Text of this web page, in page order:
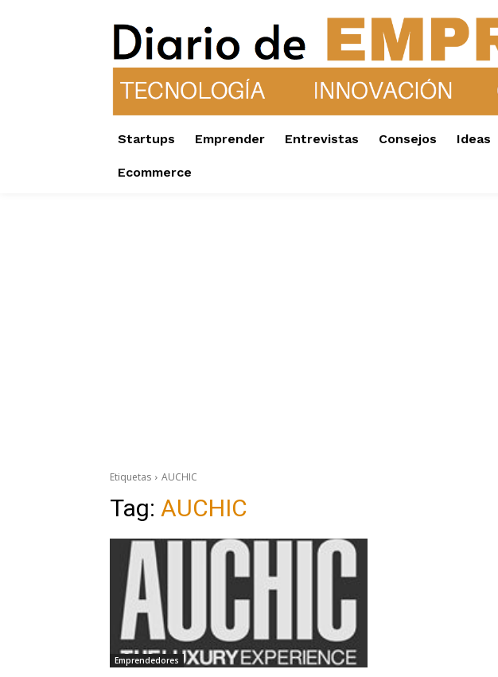
Startups Emprender Entrevistas Consejos Ideas
Ecommerce
Etiquetas AUCHIC
Tag: AUCHIC
Emprendedores